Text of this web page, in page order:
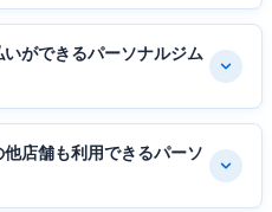
ができるパーソナルジム
店舗も利用できるパーソ